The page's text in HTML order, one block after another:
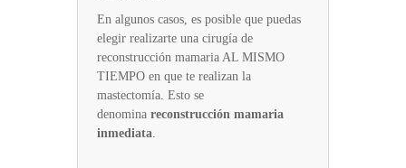
En algunos casos, es posible que puedas
elegir realizarte una cirugía de
reconstrucción mamaria AL MISMO
TIEMPO en que te realizan la
mastectomía. Esto se
denomina reconstrucción mamaria
inmediata